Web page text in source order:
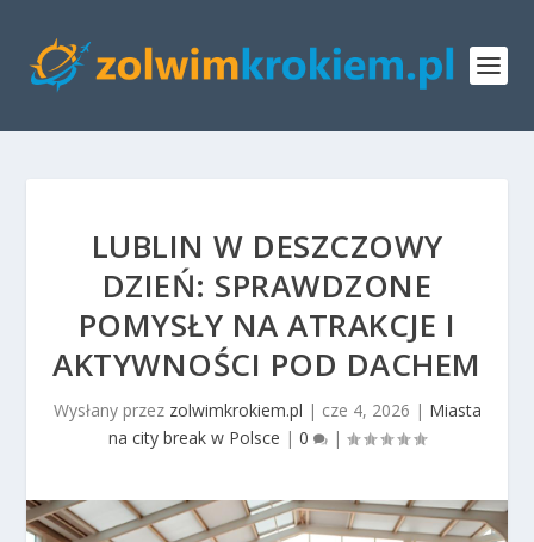
LUBLIN W DESZCZOWY
DZIEŃ: SPRAWDZONE
POMYSŁY NA ATRAKCJE I
AKTYWNOŚCI POD DACHEM
Wysłany przez zolwimkrokiem.pl | cze 4, 2026 | Miasta
na city break w Polsce | 0 |